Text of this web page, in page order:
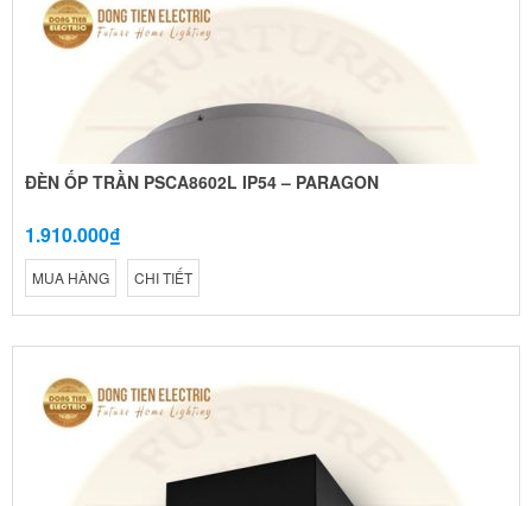
ĐÈN ỐP TRẦN PSCA8602L IP54 – PARAGON
1.910.000₫
MUA HÀNG CHI TIẾT